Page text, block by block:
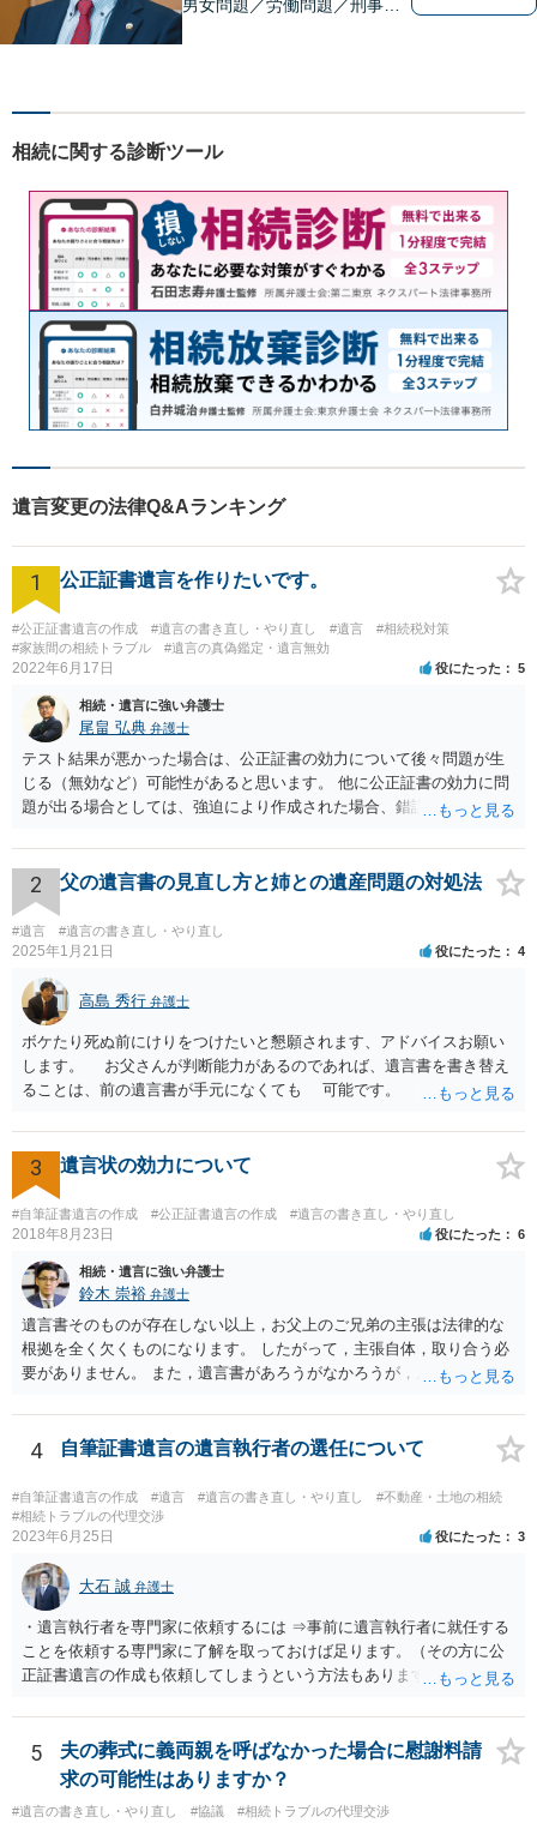
男女問題／労働問題／刑事事
ご提供。小さなお困り事でも
談】【完全個室】【今池駅3
分】
相続に関する診断ツール
遺言変更の法律Q&Aランキング
1 公正証書遺言を作りたいです。
#公正証書遺言の作成 #遺言の書き直し・やり直し #遺言
#相続税対策
#家族間の相続トラブル
#遺言の真偽鑑定・遺言無効
2022年6月17日 役にたった 5
相続・遺言に強い弁護士
尾畠 弘典 弁護士
テスト結果が悪かった場合は、公正証書の効力について後々問題が生
じる（無効など）可能性があると思います。 他に公正証書の効力に問
題が出る場合としては、強迫により作成された場合、錯誤（勘違い）
すが、弁護士に作成を依頼する場合は、１０～数十万円程度になるケ
ースが多いと思います。 報酬体系は、弁護士ごとに異なりますので一
律の基準はありません。
2 父の遺言書の見直し方と姉との遺産問題の対処法
#遺言 #遺言の書き直し・やり直し
2025年1月21日 役にたった 4
高島 秀行 弁護士
ボケたり死ぬ前にけりをつけたいと懇願されます、アドバイスお願い
します。 お父さんが判断能力があるのであれば、遺言書を書き替え
ることは、前の遺言書が手元になくても 可能です。 将来遺言の効
してもらって 診断書を取得して、公証役場へ行って公正証書遺言を
作成するのがよいと思います。 将来争われることが見込まれること
から、弁護士に依頼して手続きを進めた方がよいと思います。
3 遺言状の効力について
#自筆証書遺言の作成 #公正証書遺言の作成 #遺言の書き直し・やり直し
2018年8月23日 役にたった 6
相続・遺言に強い弁護士
鈴木 崇裕 弁護士
遺言書そのものが存在しない以上，お父上のご兄弟の主張は法律的な
根拠を全く欠くものになります。 したがって，主張自体，取り合う必
要がありません。 また，遺言書があろうがなかろうが，お父上のご兄
ご回答にもありますが， 代理人弁護士をたてて，その弁護士から相手
方に対して， ・相続に関する主張は法的根拠がなく，一切応じないこ
と ・今後一切の連絡をしてこないでほしいこと ・連絡を継続してくる
ようであれば警察への通報や法的措置も辞さないこと などを記載した
書面を発送してもらうことがよろしいように思います。
4 自筆証書遺言の遺言執行者の選任について
#自筆証書遺言の作成 #遺言 #遺言の書き直し・やり直し
#不動産・土地の相続
#相続トラブルの代理交渉
2023年6月25日 役にたった 3
大石 誠 弁護士
・遺言執行者を専門家に依頼するには ⇒事前に遺言執行者に就任する
ことを依頼する専門家に了解を取っておけば足ります。（その方に公
正証書遺言の作成も依頼してしまうという方法もあります） 事前に了
ません。 遺言執行者に就任し、遺言執行が完了したときの報酬だけ、
弁護士費用としてかかります。 ・亡くなった際に、法務局に預けた自
筆証書遺言の存在を親族がなかったものにされる可能性 ⇒自筆の遺言
書を法務局に保管した場合、死亡後、法務局に遺言書の有無を照会す
ることになりますので、「法務局に預けた自筆証書遺言の存在を親族
5
夫の葬式に義両親を呼ばなかった場合に慰謝料請
求の可能性はありますか？
#遺言の書き直し・やり直し #協議
#相続トラブルの代理交渉